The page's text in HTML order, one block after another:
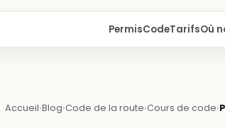
PermisCodeTarifsOù
Accueil›Blog›Code de la route›Cours de code›